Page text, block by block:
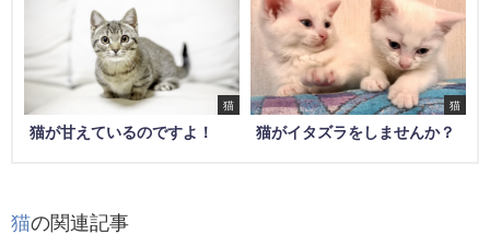
猫
猫が甘えているのですよ！
猫
猫がイタズラをしませんか？
猫の関連記事